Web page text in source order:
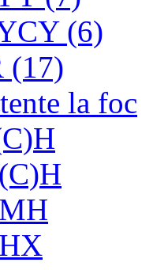
(6)
(17)
la foc